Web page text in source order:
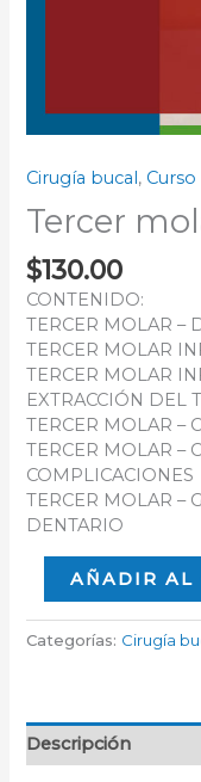
Cirugía bucal,
Tercer
$130.00
CONTENIDO:
TERCER MOLAR –
TERCER MOLAR
TERCER MOLAR
EXTRACCIÓN DEL
TERCER MOLAR –
TERCER MOLAR –
COMPLICACIONES
TERCER MOLAR –
DENTARIO
AÑADIR AL
Categorías: Cirugía
Descripción